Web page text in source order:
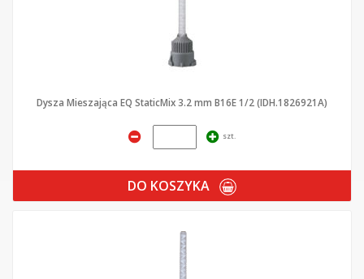
Dysza Mieszająca EQ StaticMix 3.2 mm B16E 1/2 (IDH.1826921A)
szt.
DO KOSZYKA